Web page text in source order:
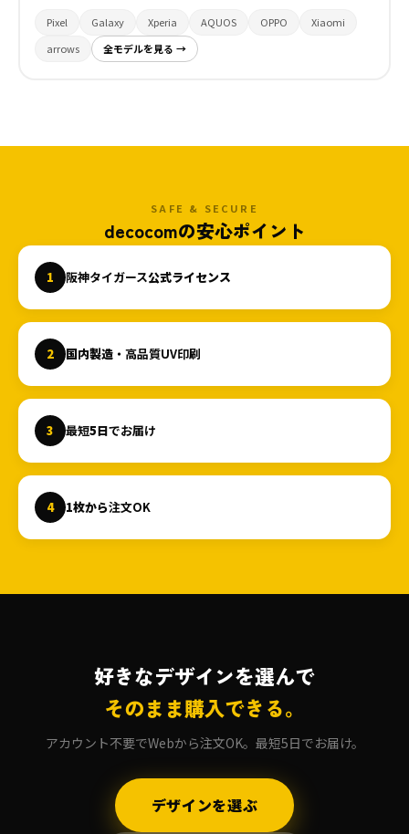
Pixel Galaxy Xperia AQUOS OPPO
Xiaomi
arrows
全モデルを見る →
SAFE & SECURE
decocomの安心ポイント
1 阪神タイガース公式ライセンス
2 国内製造 ・高品質UV印刷
3 最短5日でお届け
4 1枚から注文OK
好きなデザインを選んで
そのまま購入できる。
アカウント不要でWebから注文OK。最短5日でお届け。
デザインを選ぶ